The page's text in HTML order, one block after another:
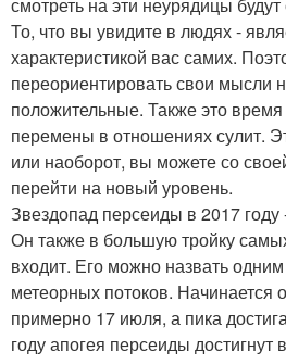
То, что вы увидите в людях -
характеристикой вас самих.
переориентировать свои мысли
положительные. Также это
перемены в отношениях сулит.
или наоборот, вы можете со
перейти на новый уровень.
Звездопад персеиды в 2017 году
Он также в большую тройку
входит. Его можно назвать
метеорных потоков. Начинается
примерно 17 июля, а пика
году апогея персеиды достигнут